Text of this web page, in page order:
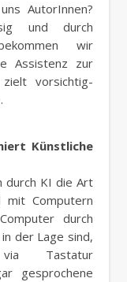
AutorInnen?
und durch
wir
Assistenz zur
vorsichtig-
Künstliche
durch KI die Art
Computern
durch
der Lage sind,
Tastatur
gesprochene